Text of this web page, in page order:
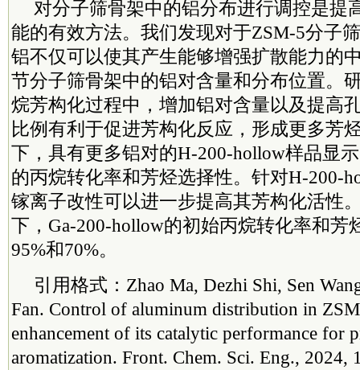
对分子筛骨架中的铝分布进行调控是提
能的有效方法。我们发现对于ZSM-5分子
铝不仅可以使其产生能够增强扩散能力的
节分子筛骨架中的铝对含量和分布位置。
烷芳构化过程中，增加铝对含量以及提高
比例有利于促进芳构化反应，形成更多芳
下，具有更多铝对的H-200-hollow样品显
的丙烷转化率和芳烃选择性。针对H-200-
镓离子改性可以进一步提高其芳构化活性
下，Ga-200-hollow的初始丙烷转化率和芳
95%和70%。
引用格式：Zhao Ma, Dezhi Shi, Sen
Fan. Control of aluminum distribution in
enhancement of its catalytic performance for
aromatization. Front. Chem. Sci. Eng., 2024,